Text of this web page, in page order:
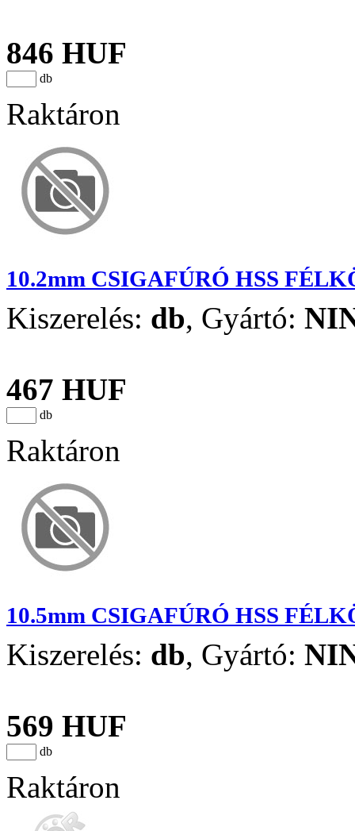
846 HUF
db
Raktáron
10.2mm CSIGAFÚRÓ HSS
Kiszerelés: db, Gyártó:
467 HUF
db
Raktáron
10.5mm CSIGAFÚRÓ HSS
Kiszerelés: db, Gyártó:
569 HUF
db
Raktáron